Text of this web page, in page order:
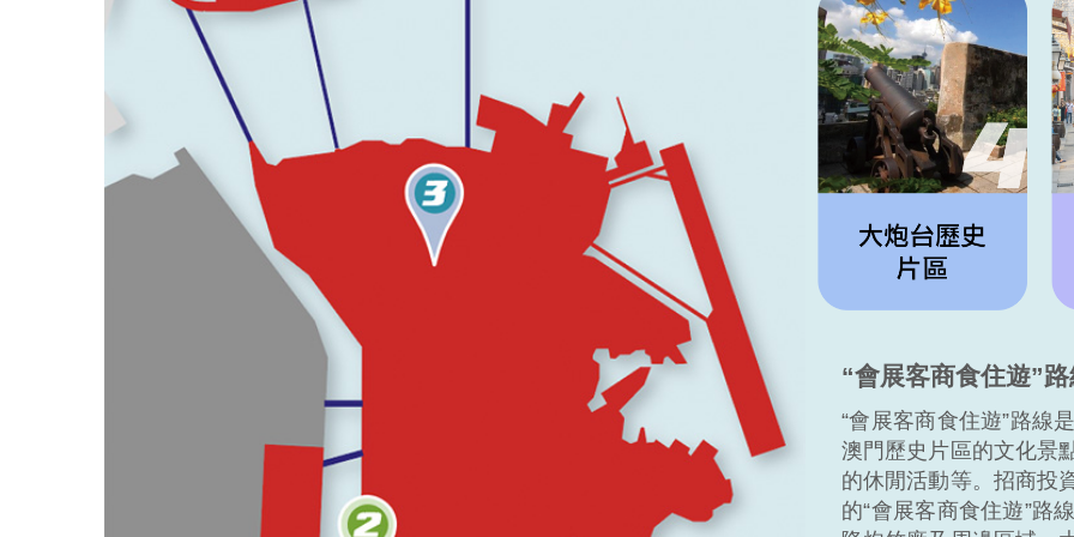
“會展客商食住遊”
“會展客商食住遊”路線
澳門歷史片區的文化景
的休閒活動等。招商投
的“會展客商食住遊”路